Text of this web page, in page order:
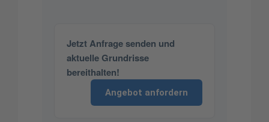
Jetzt Anfrage senden und
aktuelle Grundrisse
bereithalten!
Angebot anfordern